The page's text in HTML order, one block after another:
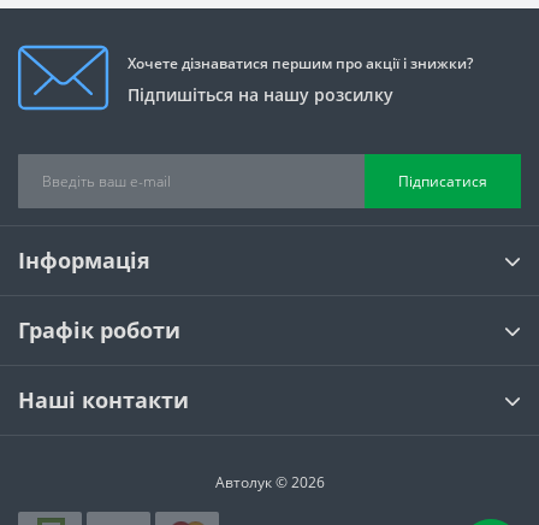
Хочете дізнаватися першим про акції і знижки?
Підпишіться на нашу розсилку
Підписатися
Інформація
Графік роботи
Наші контакти
Автолук © 2026